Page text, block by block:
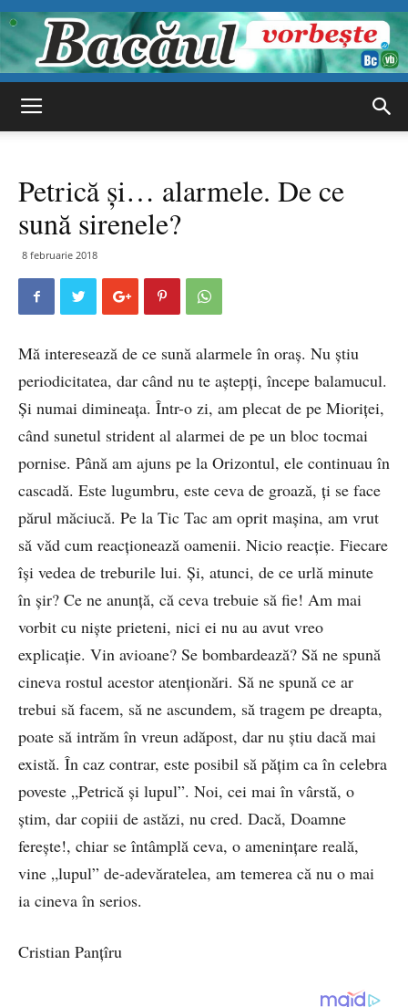
vorbește
Petrică şi… alarmele. De ce
sună sirenele?
8 februarie 2018
Mă interesează de ce sună alarmele în oraş. Nu ştiu
periodicitatea, dar când nu te aştepţi, începe balamucul.
Şi numai dimineaţa. Într-o zi, am plecat de pe Mioriţei,
când sunetul strident al alarmei de pe un bloc tocmai
pornise. Până am ajuns pe la Orizontul, ele continuau în
cascadă. Este lugumbru, este ceva de groază, ţi se face
părul măciucă. Pe la Tic Tac am oprit maşina, am vrut
să văd cum reacţionează oamenii. Nicio reacţie. Fiecare
îşi vedea de treburile lui. Şi, atunci, de ce urlă minute
în şir? Ce ne anunţă, că ceva trebuie să fie! Am mai
vorbit cu nişte prieteni, nici ei nu au avut vreo
explicaţie. Vin avioane? Se bombardează? Să ne spună
cineva rostul acestor atenţionări. Să ne spună ce ar
trebui să facem, să ne ascundem, să tragem pe dreapta,
poate să intrăm în vreun adăpost, dar nu ştiu dacă mai
există. În caz contrar, este posibil să păţim ca în celebra
poveste „Petrică şi lupul”. Noi, cei mai în vârstă, o
ştim, dar copiii de astăzi, nu cred. Dacă, Doamne
fereşte!, chiar se întâmplă ceva, o ameninţare reală,
vine „lupul” de-adevăratelea, am temerea că nu o mai
ia cineva în serios.
Cristian Panţîru